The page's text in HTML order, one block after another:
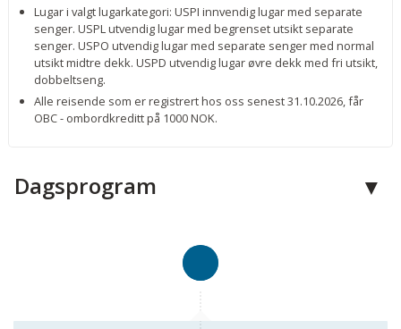
Lugar i valgt lugarkategori: USPI innvendig lugar med separate
senger. USPL utvendig lugar med begrenset utsikt separate
senger. USPO utvendig lugar med separate senger med normal
utsikt midtre dekk. USPD utvendig lugar øvre dekk med fri utsikt,
dobbeltseng.
Alle reisende som er registrert hos oss senest 31.10.2026, får
OBC - ombordkreditt på 1000 NOK.
Dagsprogram